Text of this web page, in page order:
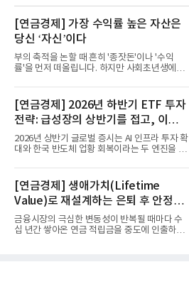
[연금경제] 가장 수익률 높은 자산은
당신 ‘자신’이다
부의 축적을 논할 때 흔히 '종잣돈'이나 '수익
률'을 먼저 떠올립니다. 하지만 사회초년생에게
[연금경제] 2026년 하반기 ETF 투자
전략: 급성장의 상반기를 접고, 이제
'실적'이 가르는 하반기를 맞다
2026년 상반기 글로벌 증시는 AI 인프라 투자 확
대와 한국 반도체 업황 회복이라는 두 엔진을 달
[연금경제] 생애가치(Lifetime
Value)로 재설계하는 은퇴 후 안정적
생활보장과 평생소득 전략
금융시장의 극심한 변동성이 반복될 때마다 수
십 년간 쌓아온 연금 적립금을 중도에 인출하거